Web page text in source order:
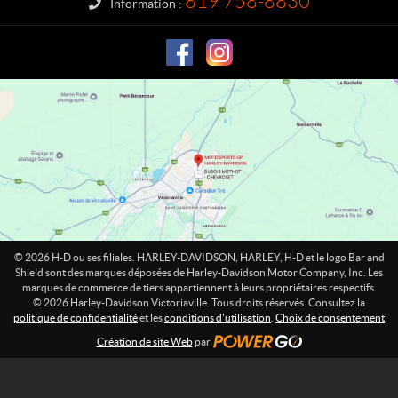
s
o
n
c
r
Information :
© 2026 H-D ou ses filiales. HARLEY-DAVIDSON, HARLEY, H-D et le logo Bar and
Shield sont des marques déposées de Harley-Davidson Motor Company, Inc. Les
marques de commerce de tiers appartiennent à leurs propriétaires respectifs.
© 2026 Harley-Davidson Victoriaville. Tous droits réservés. Consultez la
politique de confidentialitéet lesconditions d'utilisation Choix de consentement
Création de site Webpar